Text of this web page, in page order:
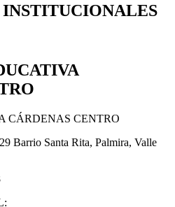
CÁRDENAS CENTRO
Barrio Santa Rita, Palmira, Valle